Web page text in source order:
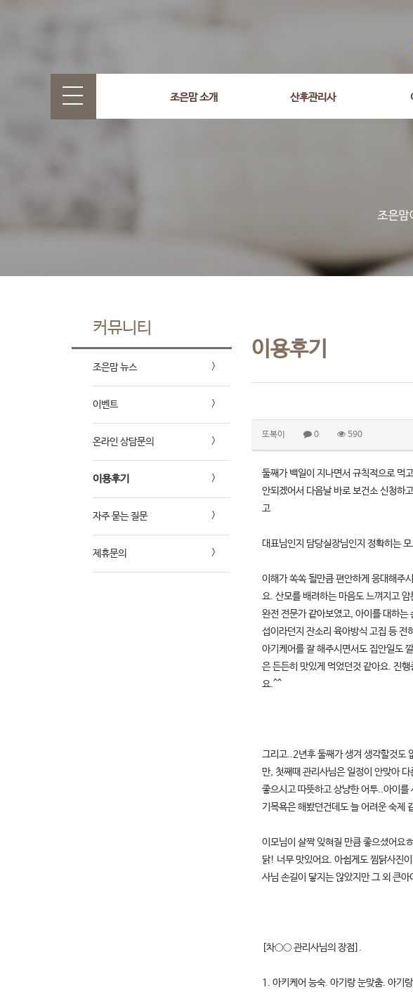
조은맘 소개 산후관리사
select wr_id, wr_subject from g5_write_m05_04 where wr_is_comment = 0
커뮤니티
조은맘 뉴스
이벤트
온라인 상담문의
이용후기
자주 묻는 질문
제휴문의
이용후기
또복이 0 590
둘째가 백일이 지나면서 규칙적으로 먹
안되겠어서 다음날 바로 보건소 신청하
고
대표님인지 담당실장님인지 정확히는
이해가 쏙쏙 될만큼 편안하게 응대해주
요. 산모를 배려하는 마음도 느껴지고
완전 전문가 같아보였고, 아이를 대하는
섭이라던지 잔소리 육아방식 고집 등
아기케어를 잘 해주시면서도 집안일도
은 든든히 맛있게 먹었던것 같아요. 진
요.^^
그리고..2년후 둘째가 생겨 생각할것도
만, 첫째때 관리사님은 일정이 안맞아
좋으시고 따뜻하고 상냥한 어투..아이
기목욕은 해봤던건데도 늘 어려운 숙제
이모님이 살짝 잊혀질 만큼 좋으셨어요
닭! 너무 맛있어요. 아쉽게도 찜닭사진
사님 손길이 닿지는 않았지만 그 외 큰
[차○○ 관리사님의 장점].
1. 아키케어 능숙. 아기랑 눈맞춤. 아기